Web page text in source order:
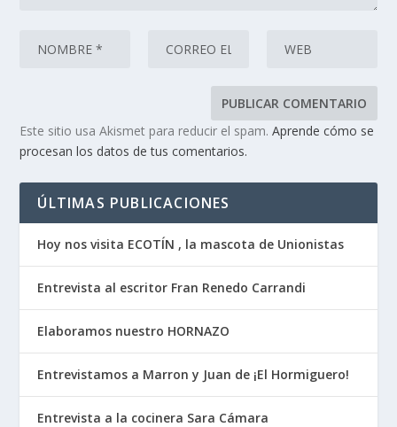
Este sitio usa Akismet para reducir el spam.Aprende cómo se
procesan los datos de tus comentarios.
ÚLTIMAS PUBLICACIONES
Hoy nos visita ECOTÍN , la mascota de Unionistas
Entrevista al escritor Fran Renedo Carrandi
Elaboramos nuestro HORNAZO
Entrevistamos a Marron y Juan de ¡El Hormiguero!
Entrevista a la cocinera Sara Cámara